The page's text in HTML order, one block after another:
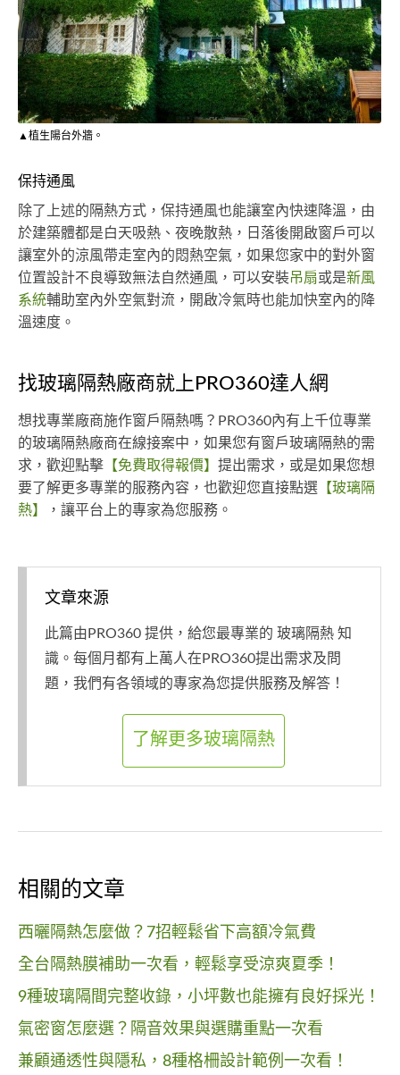
▲植生陽台外牆。
保持通風
除了上述的隔熱方式，保持通風也能讓室內快速降溫，由
於建築體都是白天吸熱、夜晚散熱，日落後開啟窗戶可以
讓室外的涼風帶走室內的悶熱空氣，如果您家中的對外窗
位置設計不良導致無法自然通風，可以安裝吊扇或是新風
系統輔助室內外空氣對流，開啟冷氣時也能加快室內的降
溫速度。
找玻璃隔熱廠商就上PRO360達人網
想找專業廠商施作窗戶隔熱嗎？PRO360內有上千位專業
的玻璃隔熱廠商在線接案中，如果您有窗戶玻璃隔熱的需
求，歡迎點擊 【免費取得報價】 提出需求，或是如果您想
要了解更多專業的服務內容，也歡迎您直接點選 【玻璃隔
熱】
，讓平台上的專家為您服務。
文章來源
此篇由PRO360 提供，給您最專業的 玻璃隔熱 知
識。每個月都有上萬人在PRO360提出需求及問
題，我們有各領域的專家為您提供服務及解答！
了解更多玻璃隔熱
相關的文章
西曬隔熱怎麼做？7招輕鬆省下高額冷氣費
全台隔熱膜補助一次看，輕鬆享受涼爽夏季！
9種玻璃隔間完整收錄，小坪數也能擁有良好採光！
氣密窗怎麼選？隔音效果與選購重點一次看
兼顧通透性與隱私，8種格柵設計範例一次看！